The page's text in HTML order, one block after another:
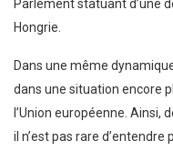
Parlement statuant d’une
Hongrie.
Dans une même
dans une situation encore
l’Union européenne.
il n’est pas rare d’entendre